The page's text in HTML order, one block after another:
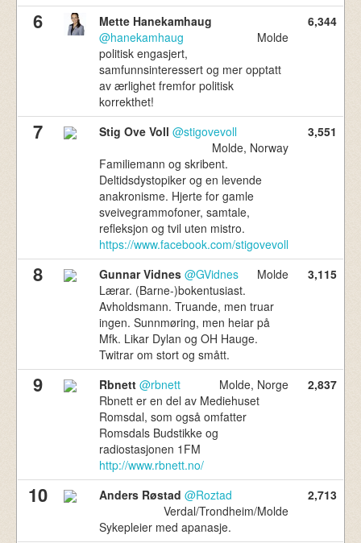
6
Mette Hanekamhaug
@hanekamhaug
Molde
politisk engasjert,
samfunnsinteressert og mer opptatt
av ærlighet fremfor politisk
korrekthet!
6,344
7 Stig Ove Voll @stigovevoll
Molde, Norway
Familiemann og skribent.
Deltidsdystopiker og en levende
anakronisme. Hjerte for gamle
sveivegrammofoner, samtale,
refleksjon og tvil uten mistro.
https://www.facebook.com/stigovevoll
3,551
8 Gunnar Vidnes @GVidnes
Molde
Lærar. (Barne-)bokentusiast.
Avholdsmann. Truande, men truar
ingen. Sunnmøring, men heiar på
Mfk. Likar Dylan og OH Hauge.
Twitrar om stort og smått.
3,115
9 Rbnett @rbnett
Molde, Norge
Rbnett er en del av Mediehuset
Romsdal, som også omfatter
Romsdals Budstikke og
radiostasjonen 1FM
http://www.rbnett.no/
2,837
10 Anders Røstad @Roztad
Verdal/Trondheim/Molde
Sykepleier med apanasje.
2,713